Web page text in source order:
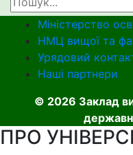
Міністерство
НМЦ вищої та
Урядовий
Наші партнери
© 2026 Заклад
ПРО